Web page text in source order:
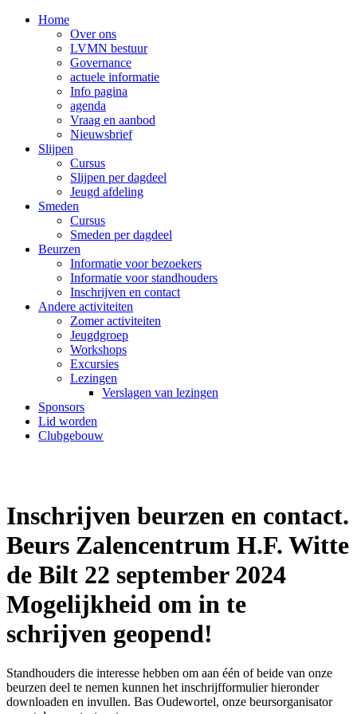
Home
Over ons
LVMN bestuur
Governance
actuele informatie
Info pagina
agenda
Vraag en aanbod
Nieuwsbrief
Slijpen
Cursus
Slijpen per dagdeel
Jeugd afdeling
Smeden
Cursus
Smeden per dagdeel
Beurzen
Informatie voor bezoekers
Informatie voor standhouders
Inschrijven en contact
Andere activiteiten
Zomer activiteiten
Jeugdgroep
Workshops
Excursies
Lezingen
Verslagen van lezingen
Sponsors
Lid worden
Clubgebouw
Inschrijven beurzen en contact.
Beurs Zalencentrum H.F. Witte
de Bilt 22 september 2024
Mogelijkheid om in te
schrijven geopend!
Standhouders die interesse hebben om aan één of beide van onze
beurzen deel te nemen kunnen het inschrijfformulier hieronder
downloaden en invullen. Bas Oudewortel, onze beursorganisator